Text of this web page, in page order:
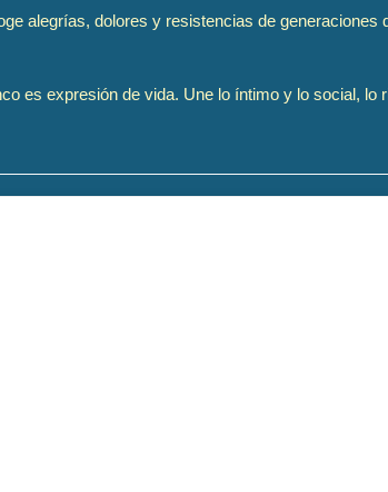
alegrías, dolores y resistencias de
es expresión de vida. Une lo íntimo y lo social,